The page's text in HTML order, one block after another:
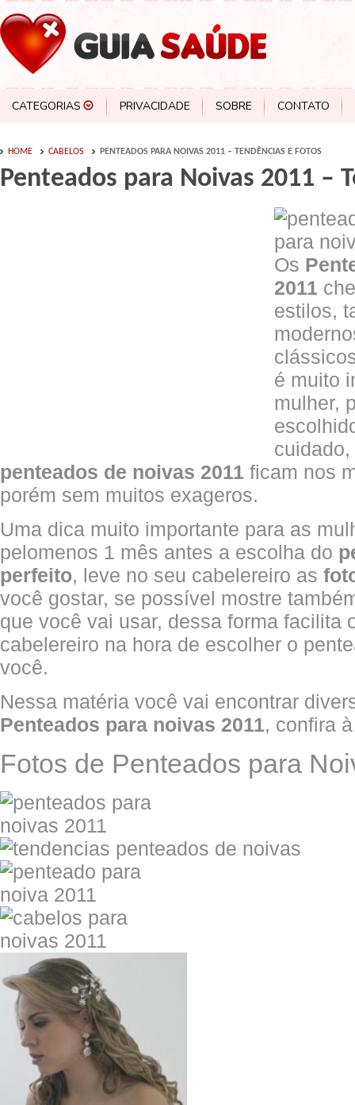
CATEGORIAS PRIVACIDADE SOBRE CONTATO
HOME CABELOS PENTEADOS PARA NOIVAS 2011 – TENDÊNCIAS E FOTOS
Penteados para Noivas 2011 –
Os
2011
estilos,
é muito
mulher,
penteados de noivas 2011 ficam nos
porém sem muitos exageros.
Uma dica muito importante para as
pelomenos 1 mês antes a escolha do
perfeito, leve no seu cabelereiro as
você gostar, se possível mostre
que você vai usar, dessa forma facilita
cabelereiro na hora de escolher o
você.
Nessa matéria você vai encontrar
Penteados para noivas 2011, confira
Fotos de Penteados para